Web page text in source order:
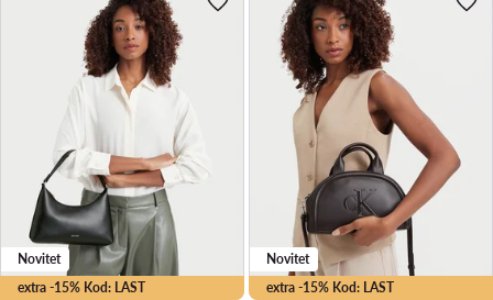
extra -15% Kod: LAST
Novitet
extra -15% Kod: LAST
Novitet